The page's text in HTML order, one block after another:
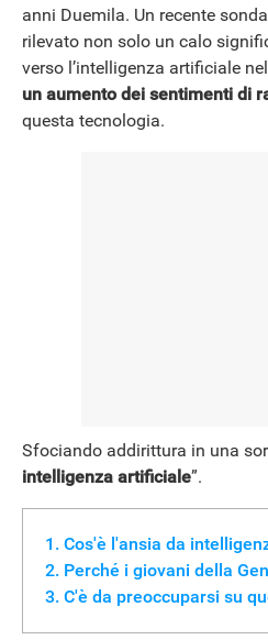
anni Duemila. Un recente
rilevato non solo un calo
verso l’intelligenza artificiale
un aumento dei sentimenti di
questa tecnologia.
Sfociando addirittura in una
intelligenza artificiale”.
Cos'è l'ansia da
Perché i giovani della
C'è da preoccuparsi su